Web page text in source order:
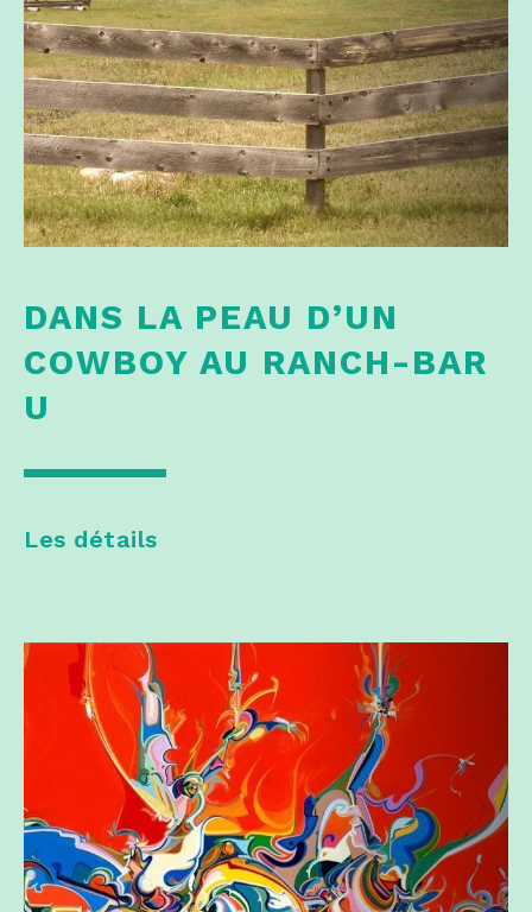
DANS LA PEAU D’UN
COWBOY AU RANCH-BAR
U
Les détails